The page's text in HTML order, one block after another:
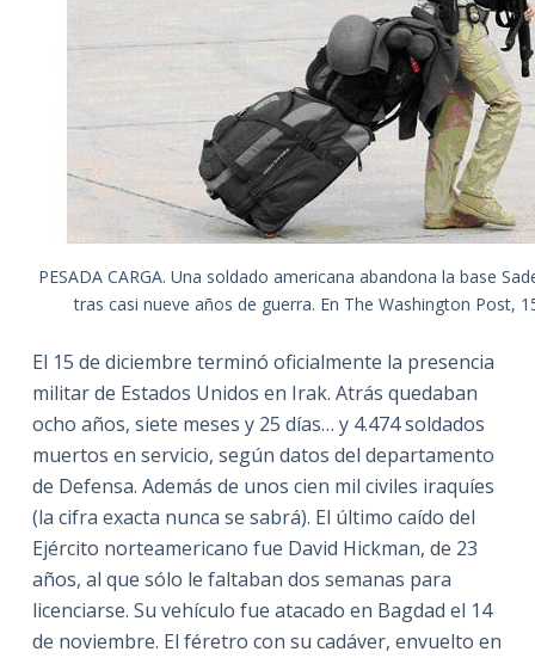
PESADA CARGA. Una soldado americana abandona la base
tras casi nueve años de guerra. En The Washington Post,
El 15 de diciembre terminó oficialmente la presencia
militar de Estados Unidos en Irak. Atrás quedaban
ocho años, siete meses y 25 días… y 4.474 soldados
muertos en servicio, según datos del departamento
de Defensa. Además de unos cien mil civiles iraquíes
(la cifra exacta nunca se sabrá). El último caído del
Ejército norteamericano fue David Hickman, de 23
años, al que sólo le faltaban dos semanas para
licenciarse. Su vehículo fue atacado en Bagdad el 14
de noviembre. El féretro con su cadáver, envuelto en